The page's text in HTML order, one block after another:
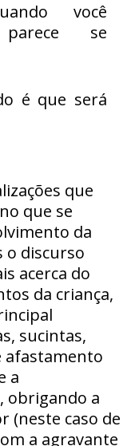
você
se
é que será
que
que se
da
o discurso
acerca do
da criança,
sucintas,
afastamento
a
obrigando a
(neste caso de
a agravante